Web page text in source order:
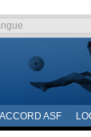
ACCORD ASF